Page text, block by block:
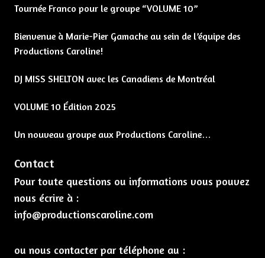
Tournée Franco pour le groupe “VOLUME 10”
Bienvenue à Marie-Pier Gamache au sein de l’équipe des
Productions Caroline!
DJ MISS SHELTON avec les Canadiens de Montréal
VOLUME 10 Édition 2025
Un nouveau groupe aux Productions Caroline…
Contact
Pour toute questions ou informations vous pouvez
nous écrire à :
info@productionscaroline.com
ou nous contacter par téléphone au :